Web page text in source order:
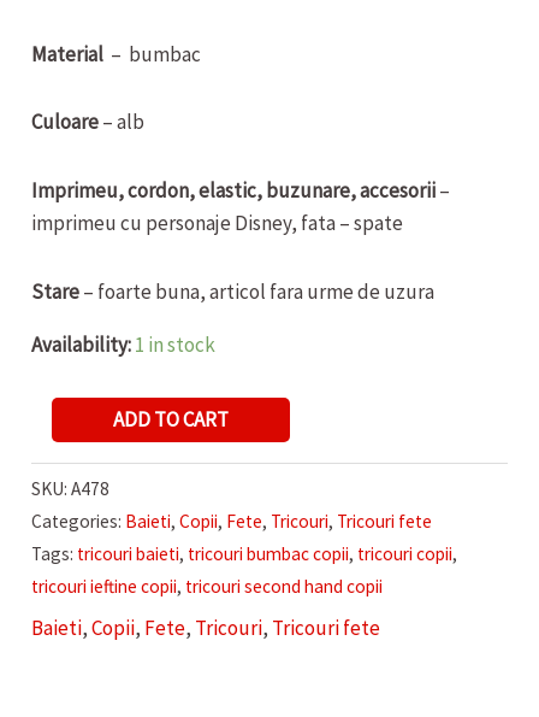
Material – bumbac
Culoare– alb
Imprimeu, cordon, elastic, buzunare, accesorii–
imprimeu cu personaje Disney, fata – spate
Stare– foarte buna, articol fara urme de uzura
Availability:1 in stock
TRICOU
UNISEX
UNITED
COLORS
OF
BENETON
ADD TO CART
SKU:A478
Categories: Baieti,Copii, Fete, Tricouri, Tricouri fete
Tags: tricouri baieti, tricouri bumbac copii, tricouri copii,
tricouri ieftine copii, tricouri second hand copii
Baieti,Copii, Fete, Tricouri, Tricouri fete